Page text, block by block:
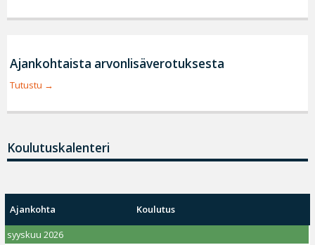
Ajankohtaista arvonlisäverotuksesta
Tutustu
Koulutuskalenteri
Ajankohta
Koulutus
syyskuu 2026